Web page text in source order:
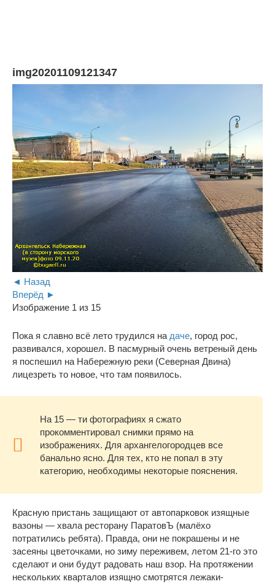
img20201109121347
◄ Назад
Вперёд ►
Изображение 1 из 15
Пока я славно всё лето трудился на даче, город рос,
развивался, хорошел. В пасмурный очень ветреный день
я поспешил на Набережную реки (Северная Двина)
лицезреть то новое, что там появилось.
На 15 — ти фотографиях я сжато
прокомментировал снимки прямо на
изображениях. Для архангелогородцев все
банально ясно. Для тех, кто не попал в эту
категорию, необходимы некоторые пояснения.
Красную пристань защищают от автопарковок изящные
вазоны — хвала ресторану ПаратовЪ (малёхо
потратились ребята). Правда, они не покрашены и не
засеяны цветочками, но зиму переживем, летом 21-го это
сделают и они будут радовать наш взор. На протяжении
нескольких кварталов изящно смотрятся лежаки-